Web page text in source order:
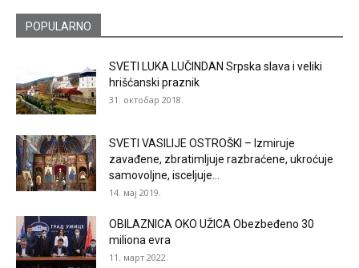
POPULARNO
SVETI LUKA LUČINDAN Srpska slava i veliki
hrišćanski praznik
31. октобар 2018.
SVETI VASILIJE OSTROŠKI – Izmiruje
zavađene, zbratimljuje razbraćene, ukroćuje
samovoljne, isceljuje...
14. мај 2019.
OBILAZNICA OKO UŽICA Obezbeđeno 30
miliona evra
11. март 2022.